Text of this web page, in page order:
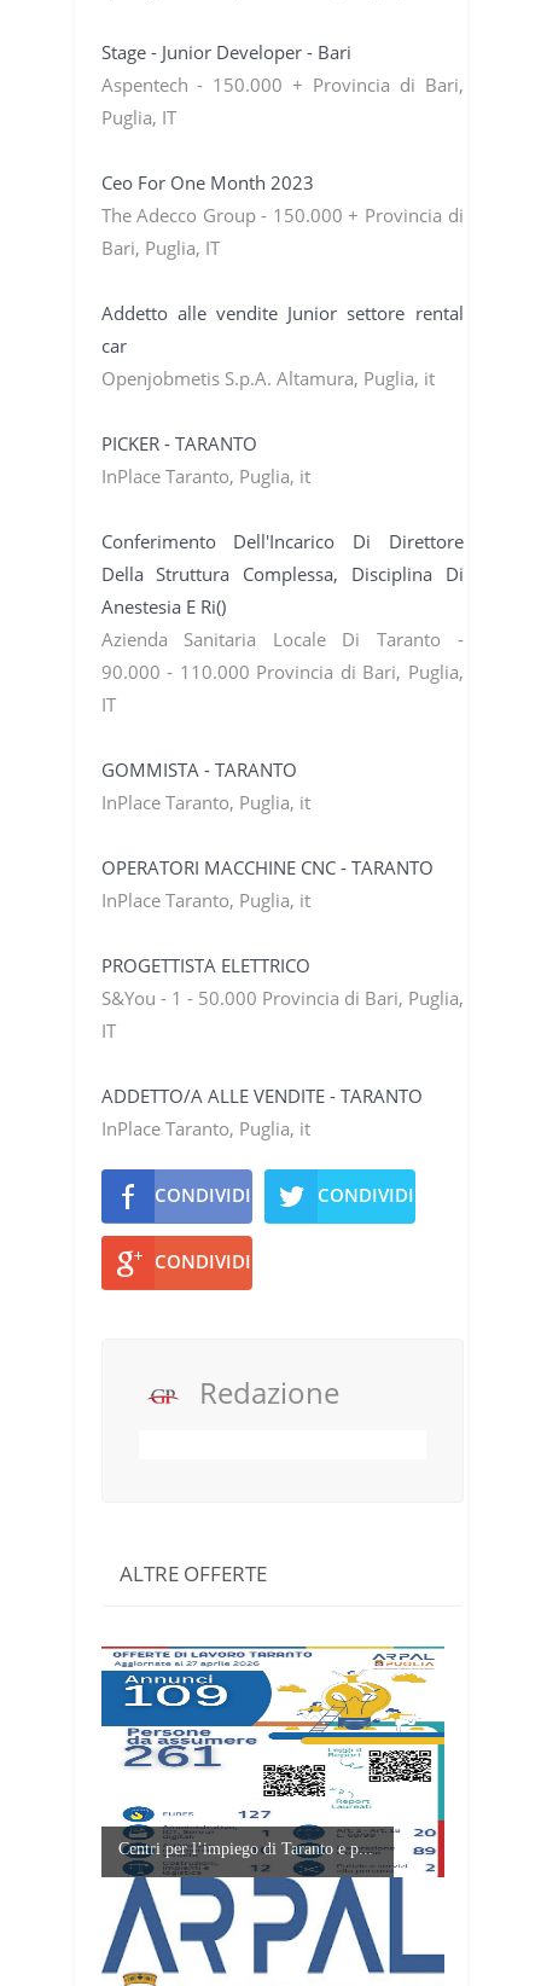
Stage - Junior Developer - Bari
Aspentech - 150.000 + Provincia di Bari,
Puglia, IT
Ceo For One Month 2023
The Adecco Group - 150.000 + Provincia di
Bari, Puglia, IT
Addetto alle vendite Junior settore rental
car
Openjobmetis S.p.A. Altamura, Puglia, it
PICKER - TARANTO
InPlace Taranto, Puglia, it
Conferimento Dell'Incarico Di Direttore
Della Struttura Complessa, Disciplina Di
Anestesia E Ri()
Azienda Sanitaria Locale Di Taranto -
90.000 - 110.000 Provincia di Bari, Puglia,
IT
GOMMISTA - TARANTO
InPlace Taranto, Puglia, it
OPERATORI MACCHINE CNC - TARANTO
InPlace Taranto, Puglia, it
PROGETTISTA ELETTRICO
S&You - 1 - 50.000 Provincia di Bari, Puglia,
IT
ADDETTO/A ALLE VENDITE - TARANTO
InPlace Taranto, Puglia, it
CONDIVIDI CONDIVIDI
CONDIVIDI
Redazione
ALTRE OFFERTE
Centri per l’impiego di Taranto e p...